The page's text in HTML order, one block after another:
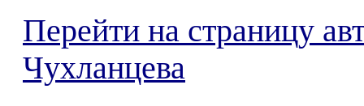
Перейти на страницу
Чухланцева